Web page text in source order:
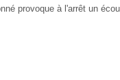
provoque à l'arrêt un